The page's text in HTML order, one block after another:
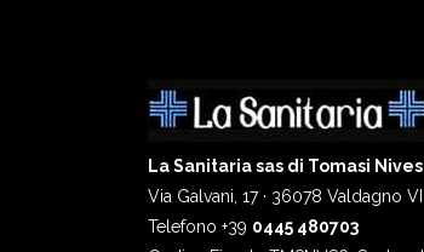
La Sanitaria sas di Tomasi Nives
Via Galvani, 17 · 36078 Valdagno VI
Telefono +39 0445 480703